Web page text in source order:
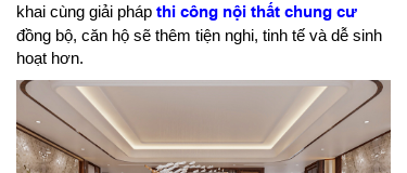
khai cùng giải pháp thi công nội thất chung cư
đồng bộ, căn hộ sẽ thêm tiện nghi, tinh tế và dễ sinh
hoạt hơn.